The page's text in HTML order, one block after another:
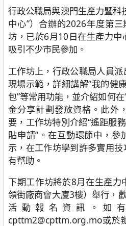
行政公職局與澳門生產力暨科
中心”）合辦的2026年度第
坊，已於6月10日在生產力中
吸引不少市民參加。
工作坊上，行政公職局人員
現場示範，詳細講解“我的健
包”等常用功能，並介紹如何
金分享計劃發放資格。此外
要，工作坊特別介紹“遙距服
貼申請”。在互動環節中，參
示，在工作坊學到許多實用
有幫助。
下期工作坊將於8月在生產力
領街廠商會大廈3樓）舉行，
活動報名資訊。如
cpttm2@cpttm.org.mo或於